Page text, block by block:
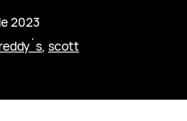
2023
, scott